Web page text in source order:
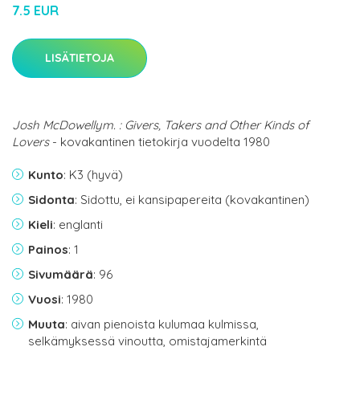
7.5 EUR
LISÄTIETOJA
Josh McDowellym. : Givers, Takers and Other Kinds of
Lovers- kovakantinen tietokirja vuodelta 1980
Kunto: K3 (hyvä)
Sidonta: Sidottu, ei kansipapereita (kovakantinen)
Kieli: englanti
Painos: 1
Sivumäärä: 96
Vuosi: 1980
Muuta: aivan pienoista kulumaa kulmissa,
selkämyksessä vinoutta, omistajamerkintä